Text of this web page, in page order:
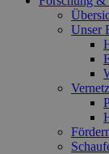
Unser